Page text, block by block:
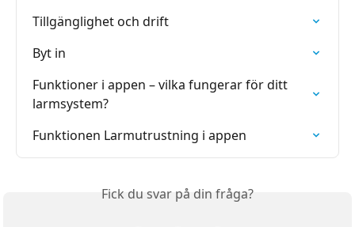
Tillgänglighet och drift
Byt in
Funktioner i appen – vilka fungerar för ditt
larmsystem?
Funktionen Larmutrustning i appen
Fick du svar på din fråga?